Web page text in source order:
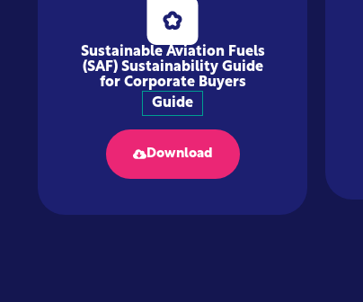
Sustainable Aviation Fuels
(SAF) Sustainability Guide
for Corporate Buyers
Guide
Download